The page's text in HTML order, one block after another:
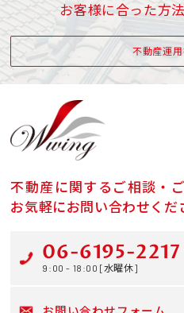
お客様に合った方
不動産運用
不動産に関するご相談・
お気軽にお問い合わせくだ
06-6195-2217
9:00 - 18:00 [水曜休]